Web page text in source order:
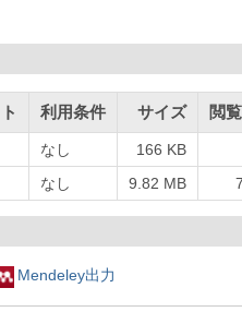
利用条件 サイズ 閲
なし 166 KB
なし 9.82 MB
Mendeley出力